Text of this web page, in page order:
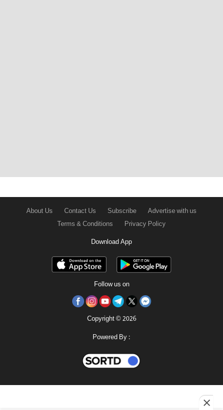
About Us Contact Us Subscribe
Advertise with us
Terms & Conditions
Privacy Policy
Download App
Follow us on
Copyright © 2026
Powered By :